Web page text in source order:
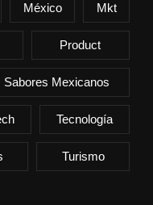
México Mkt
Product
Sabores Mexicanos
Tecnología
Turismo